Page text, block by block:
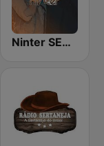
Ninter SERTANEJO